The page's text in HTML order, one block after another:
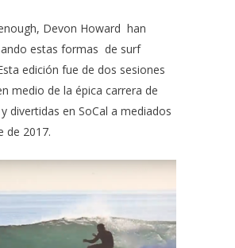
, Devon Howard han
estas formas de surf
edición fue de dos sesiones
medio de la épica carrera de
divertidas en SoCal a mediados
de 2017.